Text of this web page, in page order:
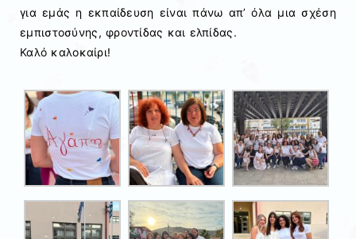
για εμάς η εκπαίδευση είναι πάνω απ’ όλα μια σχέση
εμπιστοσύνης, φροντίδας και ελπίδας.
Καλό καλοκαίρι!